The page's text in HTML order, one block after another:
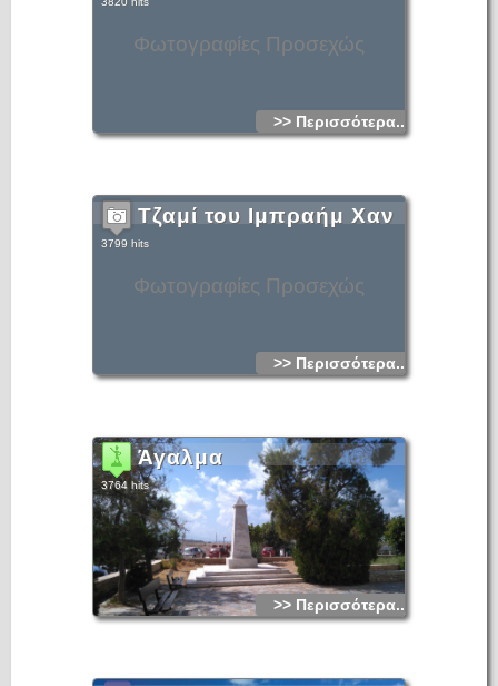
Φωτογραφίες Προσεχώς
>> Περισσότερα...
Φωτογραφίες Προσεχώς
Τζαμί του Ιμπραήμ Χαν
3799 hits
>> Περισσότερα...
Άγαλμα
3764 hits
>> Περισσότερα...